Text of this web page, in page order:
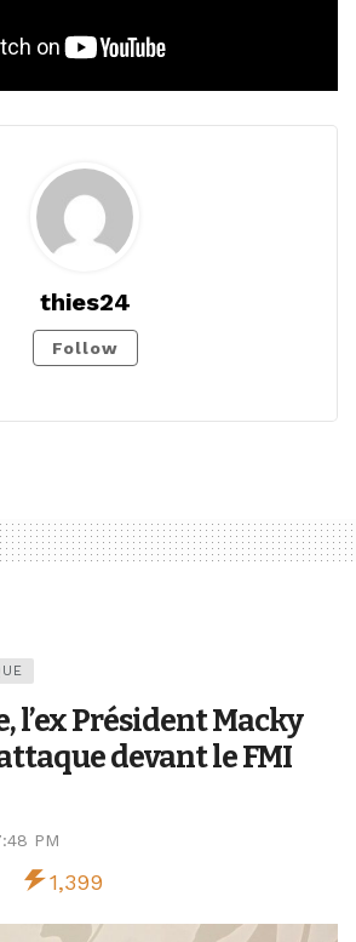
thies24
Follow
l’ex Président Macky
devant le FMI
PM
1,399